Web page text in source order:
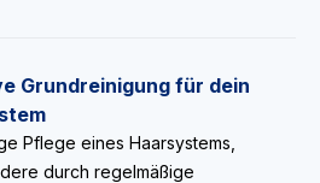
Grundreinigung für dein
Pflege eines Haarsystems,
durch regelmäßige